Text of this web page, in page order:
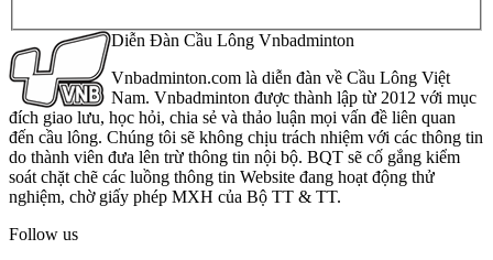
Diễn Đàn Cầu Lông Vnbadminton
Vnbadminton.com là diễn đàn về Cầu Lông Việt
Nam. Vnbadminton được thành lập từ 2012 với mục
đích giao lưu, học hỏi, chia sẻ và thảo luận mọi vấn đề liên quan
đến cầu lông. Chúng tôi sẽ không chịu trách nhiệm với các thông tin
do thành viên đưa lên trừ thông tin nội bộ. BQT sẽ cố gắng kiểm
soát chặt chẽ các luồng thông tin Website đang hoạt động thử
nghiệm, chờ giấy phép MXH của Bộ TT & TT.
Follow us